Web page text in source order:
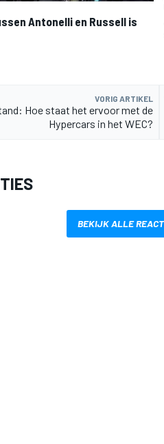
Antonelli en Russell is
VORIG ARTIKEL
Hoe staat het ervoor met de
Hypercars in het WEC?
BEKIJK ALLE